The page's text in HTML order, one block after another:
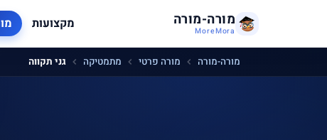
מורה-מורה
MoreMora מקצועות
מורה-מורה מורה פרטי מתמטיקה גני תקווה